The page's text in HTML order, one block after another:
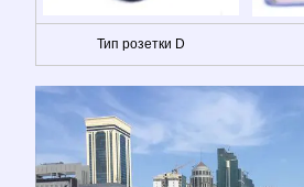
Тип розетки D